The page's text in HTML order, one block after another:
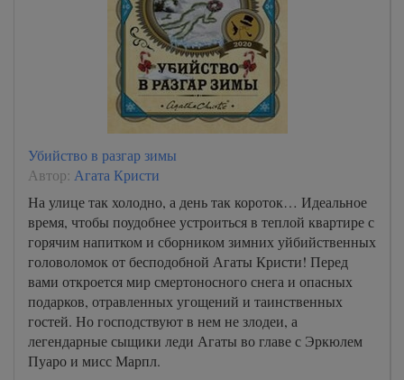
Убийство в разгар зимы
Автор: Агата Кристи
На улице так холодно, а день так короток… Идеальное
время, чтобы поудобнее устроиться в теплой квартире с
горячим напитком и сборником зимних уйбийственных
головоломок от бесподобной Агаты Кристи! Перед
вами откроется мир смертоносного снега и опасных
подарков, отравленных угощений и таинственных
гостей. Но господствуют в нем не злодеи, а
легендарные сыщики леди Агаты во главе с Эркюлем
Пуаро и мисс Марпл.